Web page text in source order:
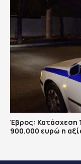
Έβρος: Κατάσχεση
900.000 ευρώ η